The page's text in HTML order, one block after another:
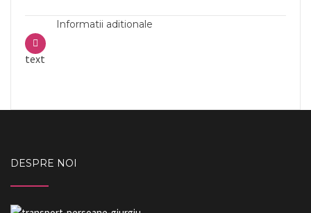
Informatii aditionale
text
DESPRE NOI